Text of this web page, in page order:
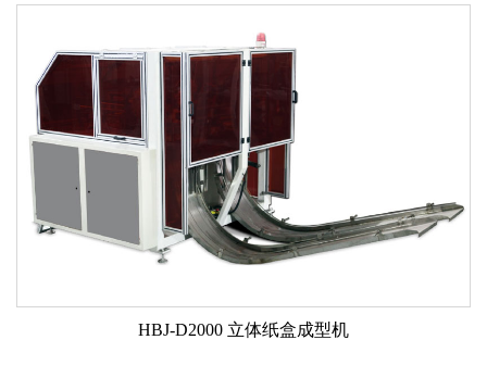
HBJ-D2000 立体纸盒成型机